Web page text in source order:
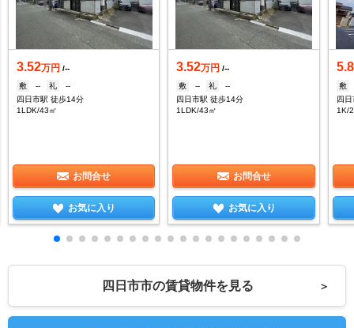
3.52万円 /--
敷
-- 礼
--
四日市駅 徒歩14分
1LDK/43㎡
お問合せ
お気に入り
3.52万円 /--
敷
-- 礼
--
四日市駅 徒歩14分
1LDK/43㎡
お問合せ
お気に入り
5.8
敷
四
1K/
四日市市の賃貸物件を見る ＞